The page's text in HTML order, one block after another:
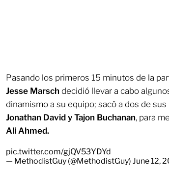
Pasando los primeros 15 minutos de la
Jesse Marsch decidió llevar a cabo
dinamismo a su equipo; sacó a dos de
Jonathan David y Tajon Buchanan, para
Ali Ahmed.
pic.twitter.com/gjQV53YDYd
— MethodistGuy (@MethodistGuy) June 12,